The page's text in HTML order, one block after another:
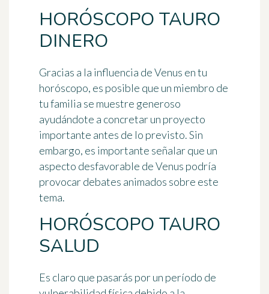
HORÓSCOPO TAURO
DINERO
Gracias a la influencia de Venus en tu
horóscopo, es posible que un miembro de
tu familia se muestre generoso
ayudándote a concretar un proyecto
importante antes de lo previsto. Sin
embargo, es importante señalar que un
aspecto desfavorable de Venus podría
provocar debates animados sobre este
tema.
HORÓSCOPO TAURO
SALUD
Es claro que pasarás por un período de